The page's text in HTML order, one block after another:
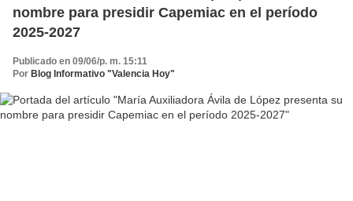
nombre para presidir Capemiac en el período
2025-2027
Publicado en 09/06/p. m. 15:11
Por Blog Informativo "Valencia Hoy"